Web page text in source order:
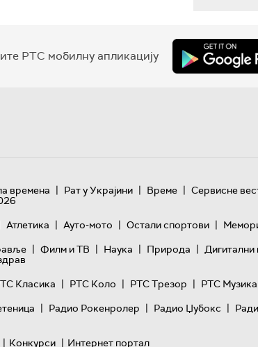
РТС мобилну апликацију
времена | Рат у Украјини | Време | Сервисне
Атлетика | Ауто-мото | Остали спортови |
| Филм и ТВ | Наука | Природа | Дигитални
Класика | РТС Коло | РТС Трезор | РТС Музика
| Радио Рокенролер | Радио Џубокс |
| Конкурси | Интернет портал